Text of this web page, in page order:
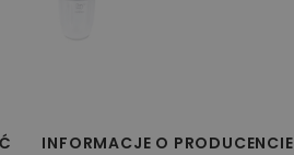
INFORMACJE O PRODUCENCIE